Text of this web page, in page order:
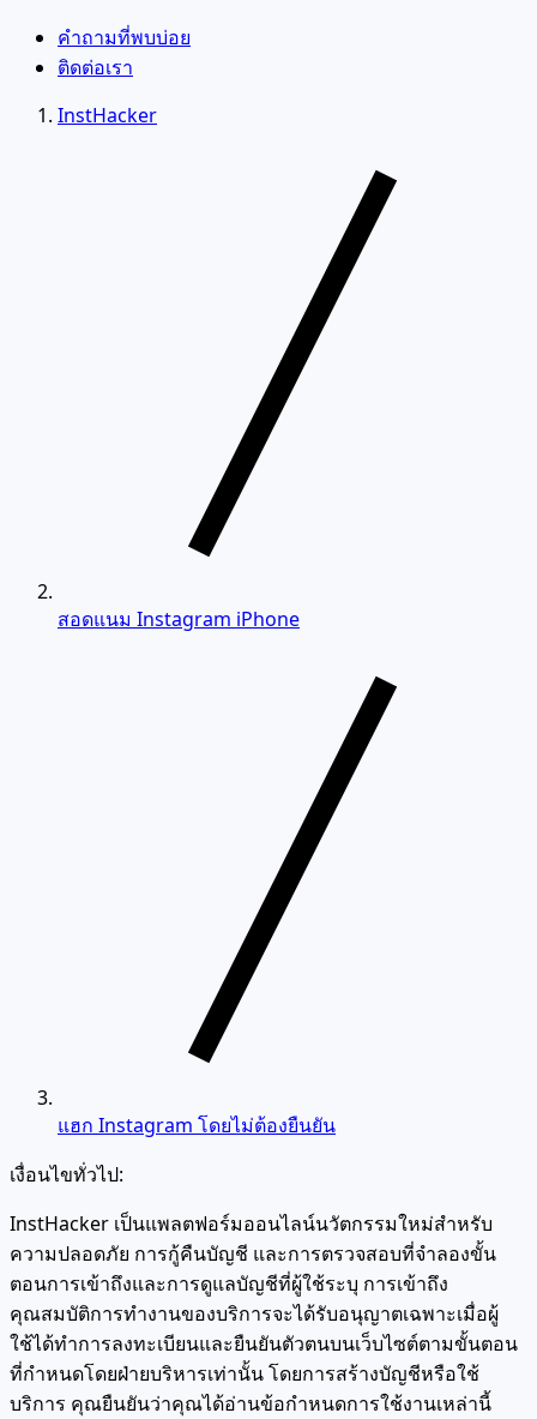
คำถามที่พบบ่อย
ติดต่อเรา
InstHacker
สอดแนม Instagram iPhone
แฮก Instagram โดยไม่ต้องยืนยัน
เงื่อนไขทั่วไป:
InstHacker เป็นแพลตฟอร์มออนไลน์นวัตกรรมใหม่สำหรับ
ความปลอดภัย การกู้คืนบัญชี และการตรวจสอบที่จำลองขั้น
ตอนการเข้าถึงและการดูแลบัญชีที่ผู้ใช้ระบุ การเข้าถึง
คุณสมบัติการทำงานของบริการจะได้รับอนุญาตเฉพาะเมื่อผู้
ใช้ได้ทำการลงทะเบียนและยืนยันตัวตนบนเว็บไซต์ตามขั้นตอน
ที่กำหนดโดยฝ่ายบริหารเท่านั้น โดยการสร้างบัญชีหรือใช้
บริการ คุณยืนยันว่าคุณได้อ่านข้อกำหนดการใช้งานเหล่านี้